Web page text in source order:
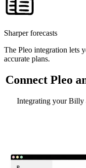
Sharper forecasts
The Pleo integration lets
accurate plans.
Connect Pleo
Integrating your Billy